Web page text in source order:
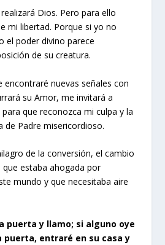
Dios. Pero para ello
mi libertad. Porque si yo no
el poder divino parece
de su creatura.
encontraré nuevas señales con
su Amor, me invitará a
que reconozca mi culpa y la
de Padre misericordioso.
de la conversión, el cambio
estaba ahogada por
mundo y que necesitaba aire
puerta y llamo; si alguno oye
puerta, entraré en su casa y